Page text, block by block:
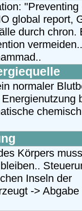
global report,
durch chron.
normaler
Körpers
Inseln der
->